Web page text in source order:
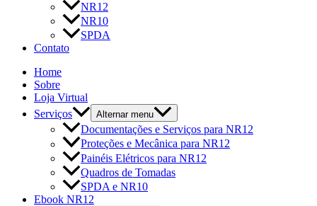
NR12
NR10
SPDA
Contato
Home
Sobre
Loja Virtual
Serviços
Alternar menu
Documentações e Serviços para NR12
Proteções e Mecânica para NR12
Painéis Elétricos para NR12
Quadros de Tomadas
SPDA e NR10
Ebook NR12